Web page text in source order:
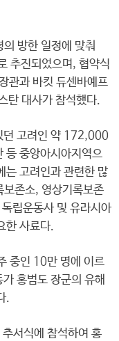
방한 일정에 맞춰
추진되었으며, 협약식
관과 바킷 듀센바예프
대사가 참석했다.
던 고려인 약 172,000
등 중앙아시아지역으
는 고려인과 관련한 많
존소, 영상기록보존
립운동사 및 유라시아
한 사료다.
중인 10만 명에 이르
홍범도 장군의 유해
.
서식에 참석하여 홍